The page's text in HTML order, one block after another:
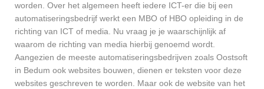
worden. Over het algemeen heeft iedere ICT-er die bij een
automatiseringsbedrijf werkt een MBO of HBO opleiding in de
richting van ICT of media. Nu vraag je je waarschijnlijk af
waarom de richting van media hierbij genoemd wordt.
Aangezien de meeste automatiseringsbedrijven zoals Oostsoft
in Bedum ook websites bouwen, dienen er teksten voor deze
websites geschreven te worden. Maar ook de website van het